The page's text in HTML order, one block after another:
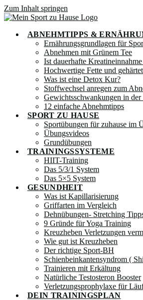
Zum Inhalt springen
ABNEHMTIPPS &
Ernährungsgrundlagen für
Abnehmen mit Grünem Tee
Ist dauerhafte
Hochwertige Fette und
Was ist eine Detox Kur?
Stoffwechsel anregen zum
Gewichtsschwankungen in
12 einfache Abnehmtipps
SPORT ZU HAUSE
Sportübungen für zuhause im
Übungsvideos
Grundübungen
TRAININGSSYSTEME
HIIT-Training
Das 5/3/1 System
Das 5×5 System
GESUNDHEIT
Was ist Kapillarisierung
Griffarten im Vergleich
Dehnübungen- Stretching
9 Gründe für Yoga Training
Kreuzheben Verletzungen
Wie gut ist Kreuzheben
Der richtige Sport-BH
Schienbeinkantensyndrom (
Trainieren mit Erkältung
Natürliche Testosteron Booster
Verletzungsprophylaxe für
DEIN TRAININGSPLAN